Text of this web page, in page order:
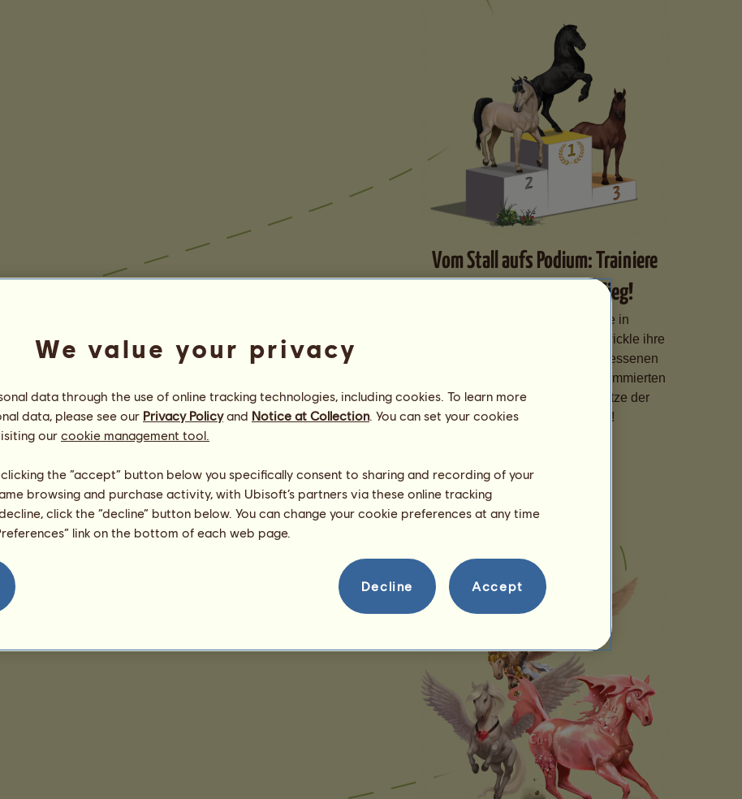
Vom Stall aufs Podium: Trainiere
Deine Pferde für den Sieg!
Spezialisiere Deine Pferde in
verschiedenen Disziplinen, entwickle ihre
Fähigkeiten dank eines angemessenen
Trainings und melde sie bei renommierten
Wettbewerben an, um die Spitze der
Rangliste zu erklimmen!
We value your privacy
data through the use of online tracking technologies, including cookies. To learn more
data, please see our Privacy Policyand Notice at Collection. You can set your cookies
our cookie management tool.
the “accept” button below you specifically consent to sharing and recording of your
browsing and purchase activity, with Ubisoft’s partners via these online tracking
click the “decline” button below. You can change your cookie preferences at any time
link on the bottom of each web page.
Decline Accept